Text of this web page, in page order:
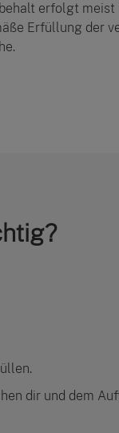
erfolgt meist
Erfüllung der
dir und dem